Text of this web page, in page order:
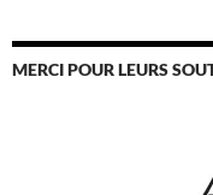
MERCI POUR LEURS